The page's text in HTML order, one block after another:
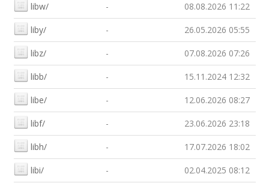
libw/ - 08.08.2026 11:22
liby/ - 26.05.2026 05:55
libz/ - 07.08.2026 07:26
libb/ - 15.11.2024 12:32
libe/ - 12.06.2026 08:27
libf/ - 23.06.2026 23:18
libh/ - 17.07.2026 18:02
libi/ - 02.04.2025 08:12